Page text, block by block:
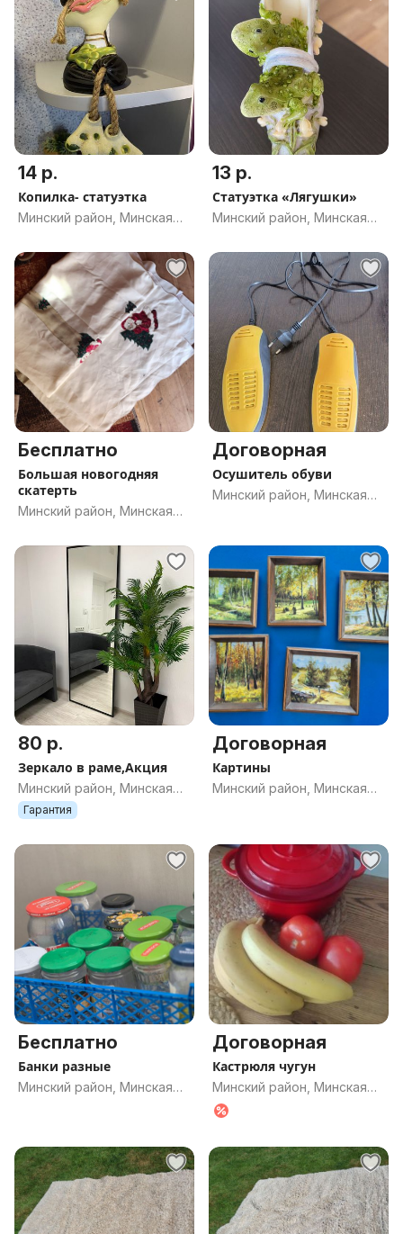
14 р.
Копилка- статуэтка
Минский район, Минская
13 р.
Статуэтка «Лягушки»
Минский район, Минская
Бесплатно
Большая новогодняя
скатерть
Минский район, Минская
Договорная
Осушитель обуви
Минский район, Минская
80 р.
Зеркало в раме,Акция
Минский район, Минская
обл.
Гарантия
Договорная
Картины
Минский район, Минская
Бесплатно
Банки разные
Минский район, Минская
Договорная
Кастрюля чугун
Минский район, Минская
обл.